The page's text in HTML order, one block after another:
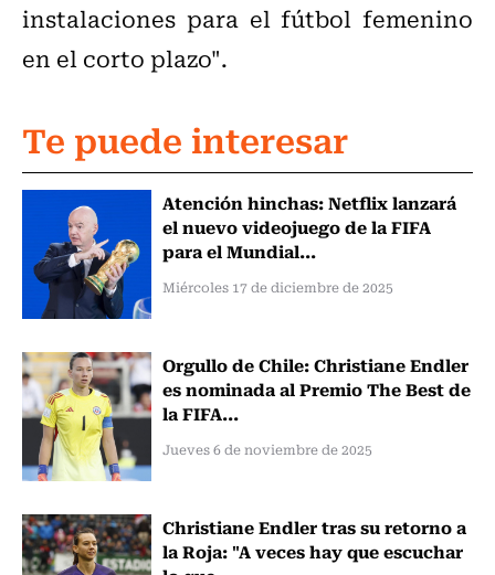
instalaciones para el fútbol femenino
en el corto plazo".
Te puede interesar
Atención hinchas: Netflix lanzará
el nuevo videojuego de la FIFA
para el Mundial...
Miércoles 17 de diciembre de 2025
Orgullo de Chile: Christiane Endler
es nominada al Premio The Best de
la FIFA...
Jueves 6 de noviembre de 2025
Christiane Endler tras su retorno a
la Roja: "A veces hay que escuchar